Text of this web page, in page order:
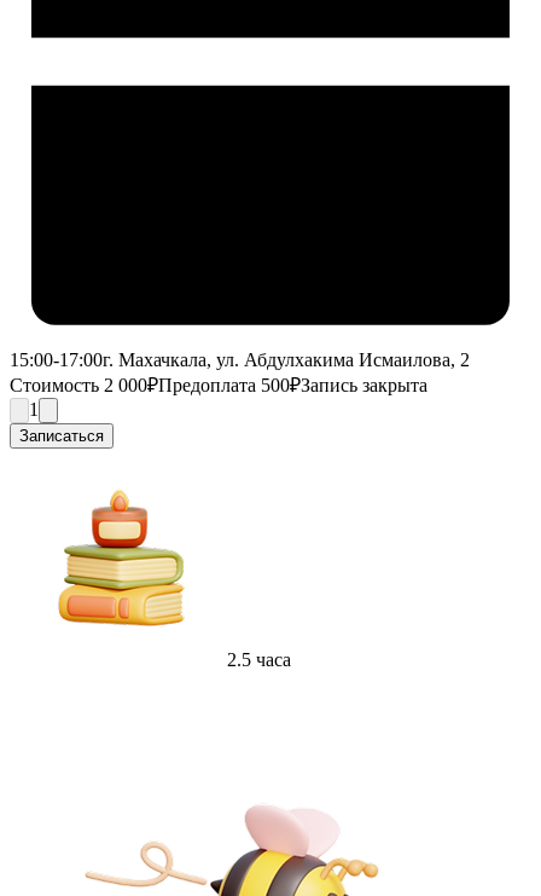
15:00-17:00г. Махачкала, ул. Абдулхакима Исмаилова, 2
Стоимость 2 000₽Предоплата 500₽Запись закрыта
1
Записаться
2.5 часа